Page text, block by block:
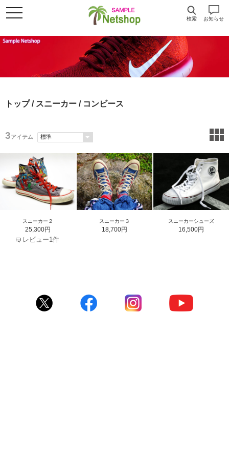
検索 お知らせ
トップ/ スニーカー / コンビース
3アイテム
スニーカー２
25,300円
レビュー1件
スニーカー３
18,700円
スニーカーシューズ
16,500円